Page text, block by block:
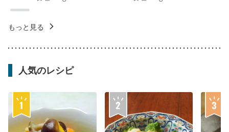
もっと見る
人気のレシピ